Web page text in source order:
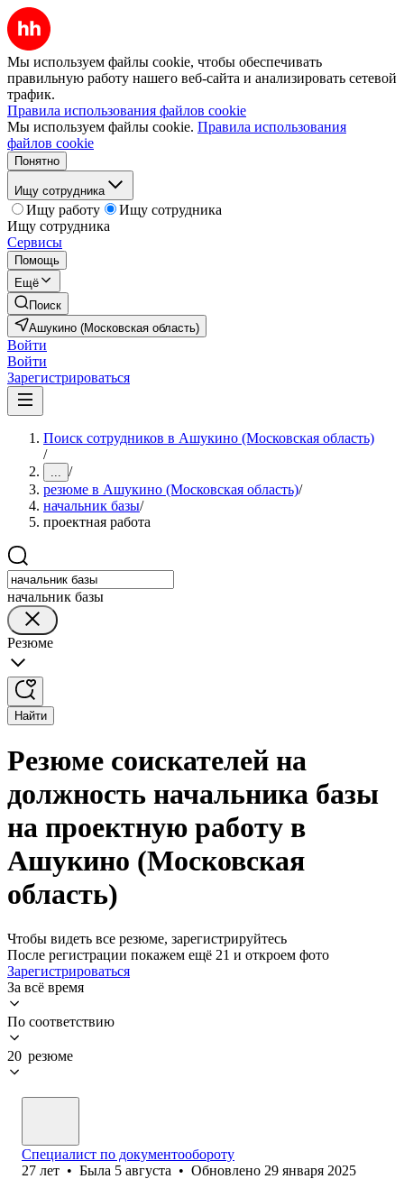
Мы используем файлы cookie, чтобы обеспечивать
правильную работу нашего веб-сайта и анализировать сетевой
трафик.
Правила использования файлов cookie
Мы используем файлы cookie. Правила использования
файлов cookie
Понятно
Ищу сотрудника
Ищу работу
Ищу сотрудника
Ищу сотрудника
Сервисы
Помощь
Ещё
Поиск
Ашукино (Московская область)
Войти
Войти
Зарегистрироваться
Поиск сотрудников в Ашукино (Московская область)
/
... /
резюме в Ашукино (Московская область)/
начальник базы/
проектная работа
начальник базы
Резюме
Найти
Резюме соискателей на
должность начальника базы
на проектную работу в
Ашукино (Московская
область)
Чтобы видеть все резюме, зарегистрируйтесь
После регистрации покажем ещё 21 и откроем фото
Зарегистрироваться
За всё время
По соответствию
20 резюме
Специалист по документообороту
27 лет • Была 5 августа • Обновлено 29 января 2025